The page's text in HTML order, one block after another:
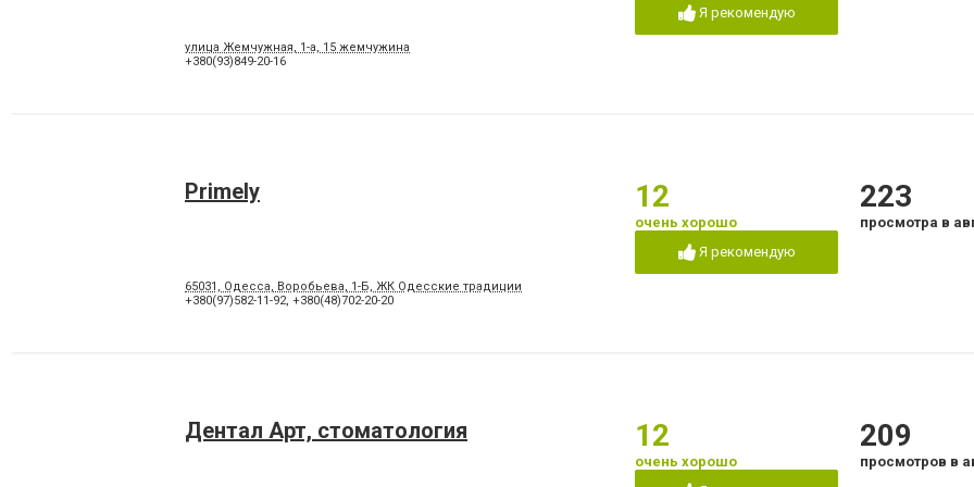
улица Жемчужная, 1-а, 15 жемчужина
+380(93)849-20-16
Я рекомендую
Primely
65031, Одесса, Воробьева, 1-Б, ЖК Одесские традиции
+380(97)582-11-92, +380(48)702-20-20
12
очень хорошо
Я рекомендую
223
просмотра в
Дентал Арт, стоматология 12
очень хорошо
209
просмотров в